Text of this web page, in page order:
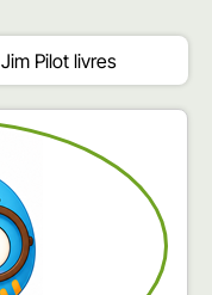
Jim Pilot livres